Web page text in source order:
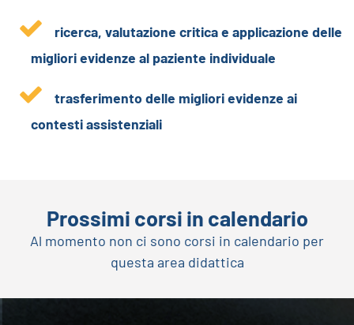
ricerca, valutazione critica e applicazione delle
migliori evidenze al paziente individuale
trasferimento delle migliori evidenze ai
contesti assistenziali
Prossimi corsi in calendario
Al momento non ci sono corsi in calendario per
questa area didattica